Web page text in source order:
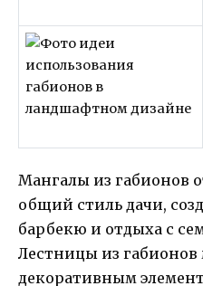
Мангалы из габионов
общий стиль дачи,
барбекю и отдыха с
Лестницы из габионов
декоративным